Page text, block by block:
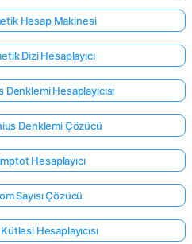
Hesap Makinesi
Dizi Hesaplayıcı
Hesaplayıcısı
Denklemi Çözücü
Hesaplayıcı
Sayısı Çözücü
Hesaplayıcısı